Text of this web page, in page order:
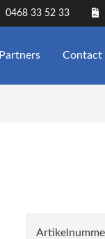
0468 33 52 33
Partners Contact